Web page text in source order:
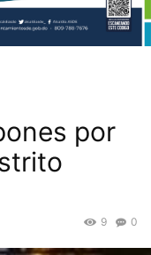
por
0
9